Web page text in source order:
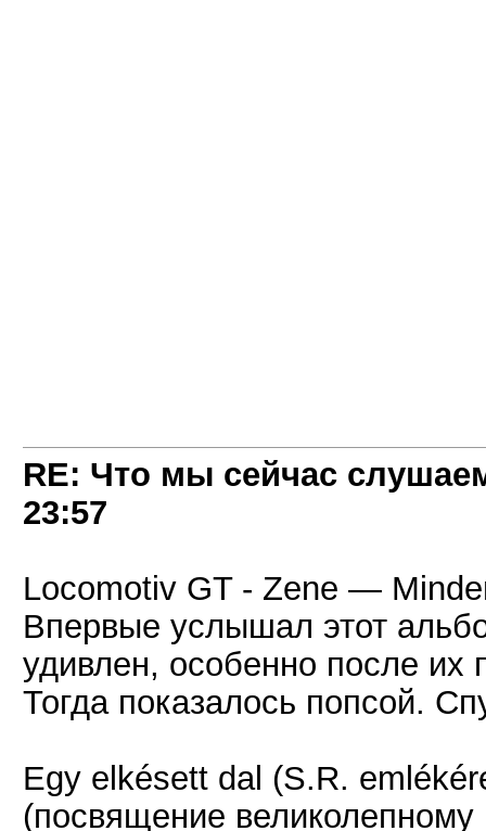
RE: Что мы сейчас
23:57
Locomotiv GT - Zene —
Впервые услышал этот
удивлен, особенно после их
Тогда показалось попсой.
Egy elkésett dal (S.R.
(посвящение